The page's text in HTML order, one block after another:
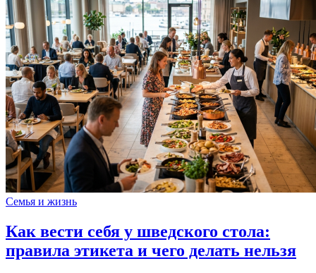
Семья и жизнь
Как вести себя у шведского стола:
правила этикета и чего делать нельзя